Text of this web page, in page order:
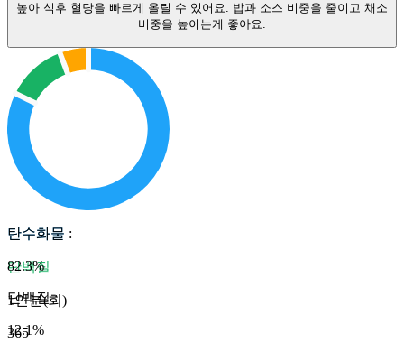
높아 식후 혈당을 빠르게 올릴 수 있어요. 밥과 소스 비중을 줄이고 채소
비중을 높이는게 좋아요.
탄수화물
단백질
1인분(회)
365
탄수화물 :
82.3%
단백질:
12.1%